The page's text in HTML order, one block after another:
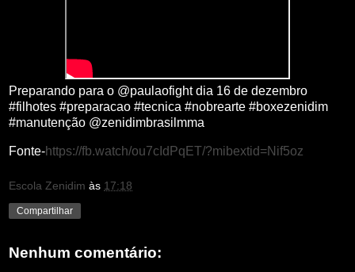
Preparando para o @paulaofight dia 16 de dezembro
#filhotes #preparacao #tecnica #nobrearte #boxezenidim
#manutenção @zenidimbrasilmma
Fonte-https://fb.watch/ou7cIdPqET/?mibextid=Nif5oz
Escola Zenidim às 17:18
Compartilhar
Nenhum comentário: